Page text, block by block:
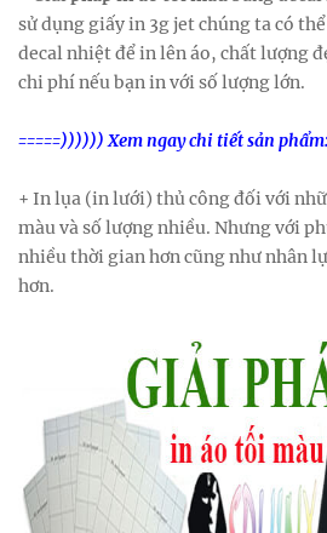
sử dụng giấy in 3g jet chúng ta có
decal nhiệt để in lên áo, chất lượng
chi phí nếu bạn in với số lượng lớn.
=====)))))) Xem ngay chi tiết sản
+ In lụa (in lưới) thủ công đối với
màu và số lượng nhiều. Nhưng với
nhiều thời gian hơn cũng như nhân
hơn.